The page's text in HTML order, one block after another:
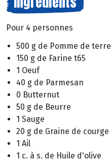
Pour 4 personnes
500 g de Pomme de terre
150 g de Farine t65
1 Oeuf
40 g de Parmesan
0 Butternut
50 g de Beurre
1 Sauge
20 g de Graine de courge
1 Ail
1 c. à s. de Huile d'olive